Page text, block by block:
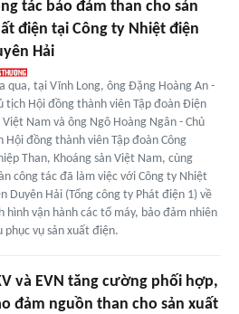
tác bảo đảm than cho sản
điện tại Công ty Nhiệt điện
Hải
qua, tại Vĩnh Long, ông Đặng Hoàng An -
tịch Hội đồng thành viên Tập đoàn Điện
Việt Nam và ông Ngô Hoàng Ngân - Chủ
Hội đồng thành viên Tập đoàn Công
Than, Khoáng sản Việt Nam, cùng
công tác đã làm việc với Công ty Nhiệt
Duyên Hải (Tổng công ty Phát điện 1) về
hình vận hành các tổ máy, bảo đảm nhiên
phục vụ sản xuất điện.
và EVN tăng cường phối hợp,
đảm nguồn than cho sản xuất